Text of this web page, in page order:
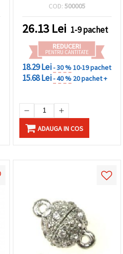
COD: 500005
26.13 Lei 1-9 pachet
REDUCERI
PENTRU CANTITATE
18.29 Lei- 30 %10-19 pachet
15.68 Lei- 40 % 20 pachet +
ADAUGA IN COS